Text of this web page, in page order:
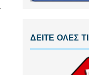
ΔΕΙΤΕ ΟΛΕΣ